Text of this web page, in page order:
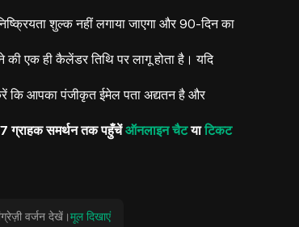
शुल्क नहीं लगाया जाएगा और 90-दिन का
एक ही कैलेंडर तिथि पर लागू होता है। यदि
कि आपका पंजीकृत ईमेल पता अद्यतन है और
ग्राहक समर्थन तक पहुँचेंऑनलाइन चैटयाटिकट
वर्जन देखें।मूल दिखाएं